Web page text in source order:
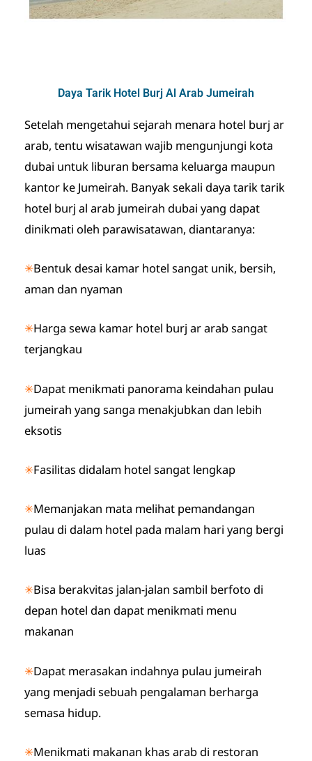
Daya Tarik Hotel Burj Al Arab Jumeirah
Setelah mengetahui sejarah menara hotel burj ar
arab, tentu wisatawan wajib mengunjungi kota
dubai untuk liburan bersama keluarga maupun
kantor ke Jumeirah. Banyak sekali daya tarik tarik
hotel burj al arab jumeirah dubai yang dapat
dinikmati oleh parawisatawan, diantaranya:
✳Bentuk desai kamar hotel sangat unik, bersih,
aman dan nyaman
✳Harga sewa kamar hotel burj ar arab sangat
terjangkau
✳Dapat menikmati panorama keindahan pulau
jumeirah yang sanga menakjubkan dan lebih
eksotis
✳Fasilitas didalam hotel sangat lengkap
✳Memanjakan mata melihat pemandangan
pulau di dalam hotel pada malam hari yang bergi
luas
✳Bisa berakvitas jalan-jalan sambil berfoto di
depan hotel dan dapat menikmati menu
makanan
✳Dapat merasakan indahnya pulau jumeirah
yang menjadi sebuah pengalaman berharga
semasa hidup.
✳Menikmati makanan khas arab di restoran